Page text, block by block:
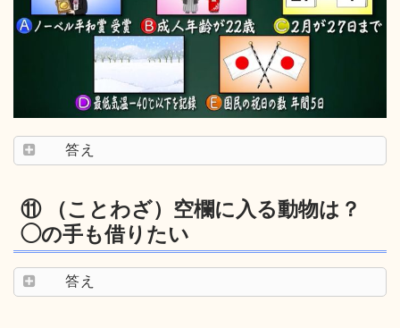
答え
⑪ （ことわざ）空欄に入る動物は？
◯の手も借りたい
答え